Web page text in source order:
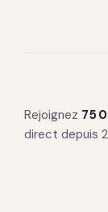
Rejoignez 75
direct depuis